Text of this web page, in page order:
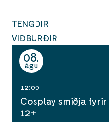
TENGDIR
VIÐBURÐIR
08
ágú
12:00
Cosplay smiðja fyrir
12+